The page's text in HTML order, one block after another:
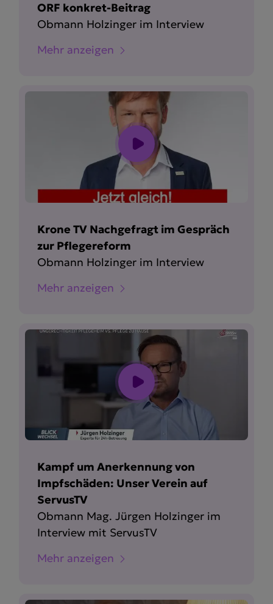
ORF konkret-Beitrag
Obmann Holzinger im Interview
Mehr anzeigen
Krone TV Nachgefragt im Gespräch
zur Pflegereform
Obmann Holzinger im Interview
Mehr anzeigen
Kampf um Anerkennung von
Impfschäden: Unser Verein auf
ServusTV
Obmann Mag. Jürgen Holzinger im
Interview mit ServusTV
Mehr anzeigen